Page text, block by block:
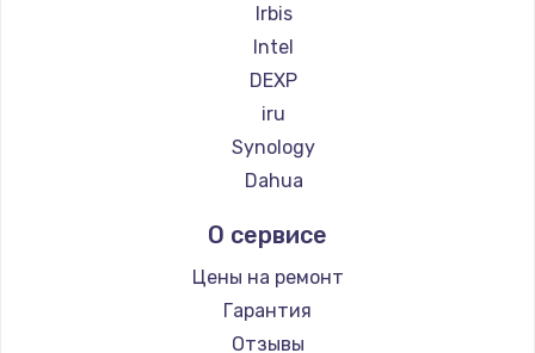
Irbis
Intel
DEXP
iru
Synology
Dahua
О сервисе
Цены на ремонт
Гарантия
Отзывы